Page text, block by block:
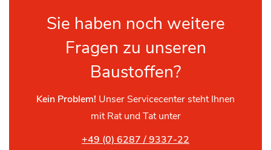
Sie haben noch weitere
Fragen zu unseren
Baustoffen?
Kein Problem! Unser Servicecenter steht Ihnen
mit Rat und Tat unter
+49 (0) 6287 / 9337-22